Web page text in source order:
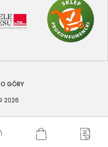
GÓRY
2026